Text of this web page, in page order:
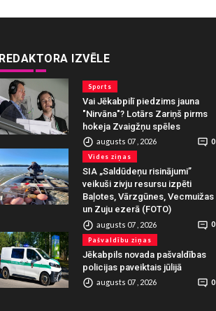
REDAKTORA IZVĒLE
Sports
Vai Jēkabpilī piedzims jauna
"Nirvāna"? Lotārs Zariņš pirms
hokeja Zvaigžņu spēles
augusts 07 , 2026 0
Vides ziņas
SIA „Saldūdeņu risinājumi”
veikuši zivju resursu izpēti
Baļotes, Vārzgūnes, Vecmuižas
un Zuju ezerā (FOTO)
augusts 07 , 2026 0
Pašvaldību ziņas
Jēkabpils novada pašvaldības
policijas paveiktais jūlijā
augusts 07 , 2026 0